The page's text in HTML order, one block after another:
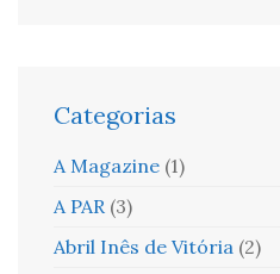
Categorias
A Magazine (1)
A PAR (3)
Abril Inês de Vitória (2)